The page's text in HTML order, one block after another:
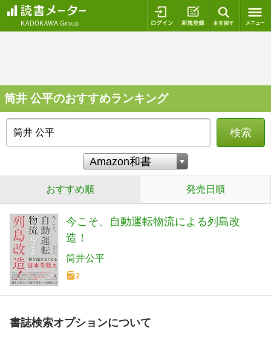
ログイン 新規登録
筒井 公平のおすすめランキング
検索
おすすめ順 発売日順
今こそ、自動運転物流による列島改
造！
筒井公平
2
書誌検索オプションについて